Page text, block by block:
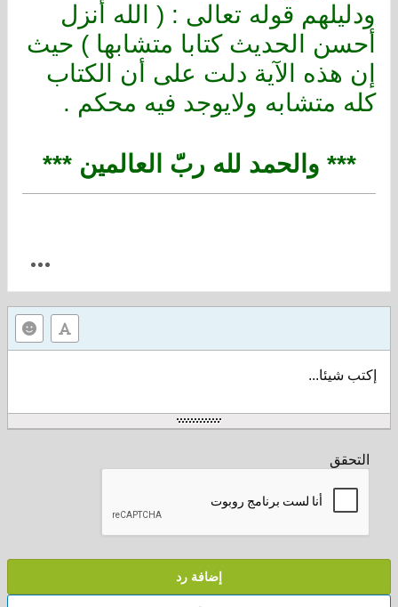
ودليلهم قوله تعالى : ( الله أنزل
أحسن الحديث كتابا متشابها ) حيث
إن هذه الآية دلت على أن الكتاب
كله متشابه ولايوجد فيه محكم .
*** والحمد لله ربّ العالمين ***
إكتب شيئا...
التحقق
إضافة رد